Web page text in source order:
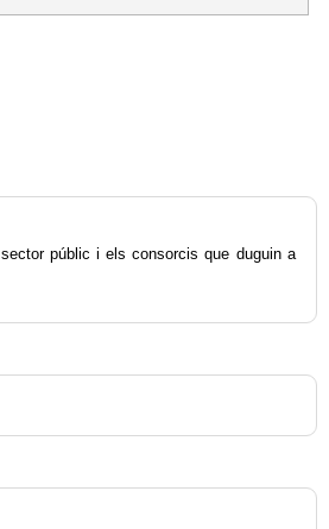
públic i els consorcis que duguin a